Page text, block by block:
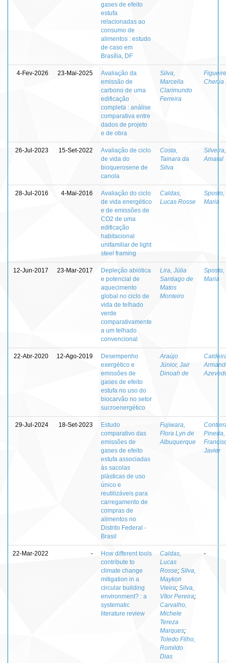
gases de efeito
estufa
relacionadas ao
consumo de
alimentos : estudo
de caso em
Brasília, DF
4-Fev-2026 23-Mai-2025
Avaliação da
emissão de
carbono de uma
edificação
completa : análise
comparativa entre
dados de projeto
e de obra
Silva,
Marcella
Clarimundo
Ferreira
Chenia
26-Jul-2023 15-Set-2022
Avaliação de ciclo
de vida do
bioquerosene de
canola
Costa,
Tainara da
Silva
Amaral
28-Jul-2016 4-Mai-2016
Avaliação do ciclo
de vida energético
e de emissões de
CO2 de uma
edificação
habitacional
unifamiliar de light
steel framing
Caldas,
Lucas Rosse
Sposto,
Maria
12-Jun-2017 23-Mar-2017
Depleção abiótica
e potencial de
aquecimento
global no ciclo de
vida de telhado
verde
comparativamente
a um telhado
convencional
Lira, Júlia
Santiago de
Matos
Monteiro
Sposto,
Maria
22-Abr-2020 12-Ago-2019
Desempenho
exergético e
emissões de
gases de efeito
estufa no uso do
biocarvão no setor
sucroenergético
Araújo
Júnior, Jair
Dinoah de
29-Jul-2024 18-Set-2023
Estudo
comparativo das
emissões de
gases de efeito
estufa associadas
às sacolas
plásticas de uso
único e
reutilizáveis para
carregamento de
compras de
alimentos no
Distrito Federal -
Brasil
Fujiwara,
Flora Lyn de
Albuquerque
Pineda,
Javier
22-Mar-2022 -
How different tools
contribute to
climate change
mitigation in a
circular building
environment? : a
systematic
literature review
Caldas,
Lucas
Rosse; Silva,
Maykon
Vieira; Silva,
Vítor Pereira;
Carvalho,
Michele
Tereza
Marques;
Toledo Filho,
Romildo
Dias
-